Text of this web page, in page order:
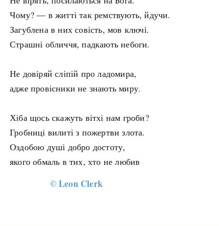
Чому? — в житті так ремствують, йдучи.
Загублена в них совість, мов ключі.
Страшні обличчя, падкають небоги.
Не довіряй сліпій про ладомира,
адже провісники не знають миру.
Хіба щось скажуть вітхі нам гроби?
Гробниці вилиті з пожертви злота.
Оздобою душі добро достоту,
якого обмаль в тих, хто не любив
©Leon Clerk